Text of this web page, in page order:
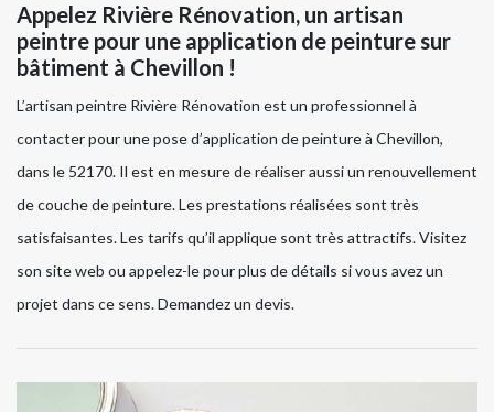
Appelez Rivière Rénovation, un artisan
peintre pour une application de peinture sur
bâtiment à Chevillon !
L’artisan peintre Rivière Rénovation est un professionnel à
contacter pour une pose d’application de peinture à Chevillon,
dans le 52170. Il est en mesure de réaliser aussi un renouvellement
de couche de peinture. Les prestations réalisées sont très
satisfaisantes. Les tarifs qu’il applique sont très attractifs. Visitez
son site web ou appelez-le pour plus de détails si vous avez un
projet dans ce sens. Demandez un devis.